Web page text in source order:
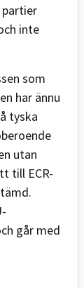
partier
inte
som
har ännu
tyska
utan
till ECR-
går med